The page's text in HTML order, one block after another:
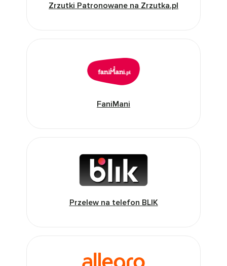
Zrzutki Patronowane na Zrzutka.pl
FaniMani
Przelew na telefon BLIK